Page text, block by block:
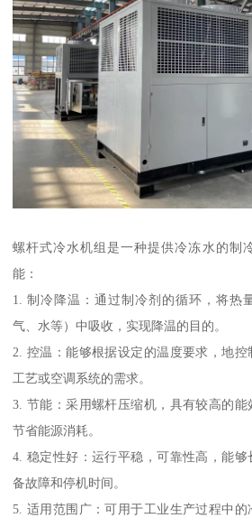
螺杆式冷水机组是一种提供冷冻水的制
能：
1. 制冷降温：通过制冷剂的循环，将热
气、水等）中吸收，实现降温的目的。
2. 控温：能够根据设定的温度要求，地
工艺或空调系统的需求。
3. 节能：采用螺杆压缩机，具有较高的
节省能源消耗。
4. 稳定性好：运行平稳，可靠性高，能
备故障和停机时间。
5. 适用范围广：可用于工业生产过程中